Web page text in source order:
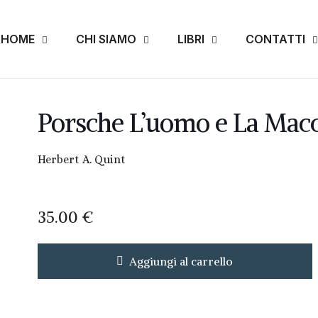
HOME CHI SIAMO LIBRI CONTATTI
Porsche L’uomo e La
Herbert A. Quint
35.00 €
Aggiungi al carrello